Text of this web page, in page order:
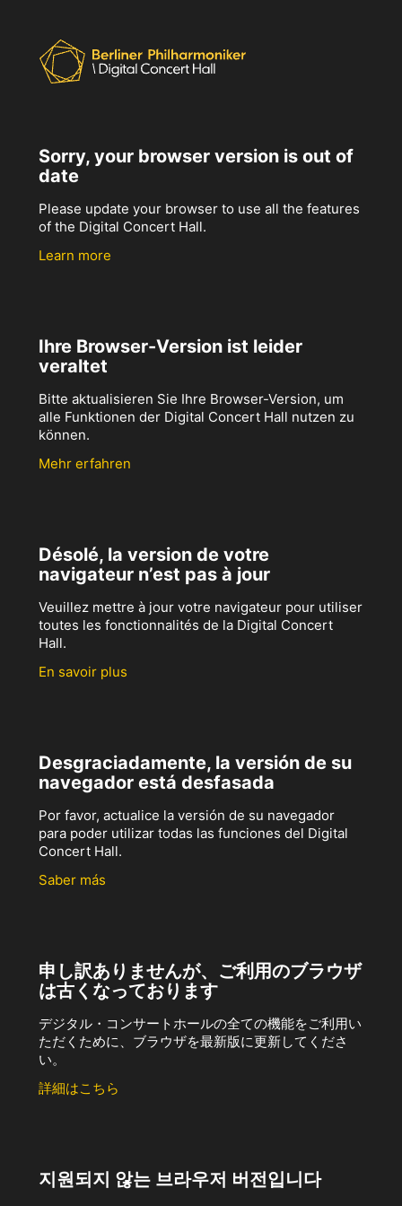
Sorry, your browser version is out of
date
Please update your browser to use all the features
of the Digital Concert Hall.
Learn more
Ihre Browser-Version ist leider
veraltet
Bitte aktualisieren Sie Ihre Browser-Version, um
alle Funktionen der Digital Concert Hall nutzen zu
können.
Mehr erfahren
Désolé, la version de votre
navigateur n’est pas à jour
Veuillez mettre à jour votre navigateur pour utiliser
toutes les fonctionnalités de la Digital Concert
Hall.
En savoir plus
Desgraciadamente, la versión de su
navegador está desfasada
Por favor, actualice la versión de su navegador
para poder utilizar todas las funciones del Digital
Concert Hall.
Saber más
申し訳ありませんが、ご利用のブラウザ
は古くなっております
デジタル・コンサートホールの全ての機能をご利用い
ただくために、ブラウザを最新版に更新してくださ
い。
詳細はこちら
지원되지 않는 브라우저 버전입니다